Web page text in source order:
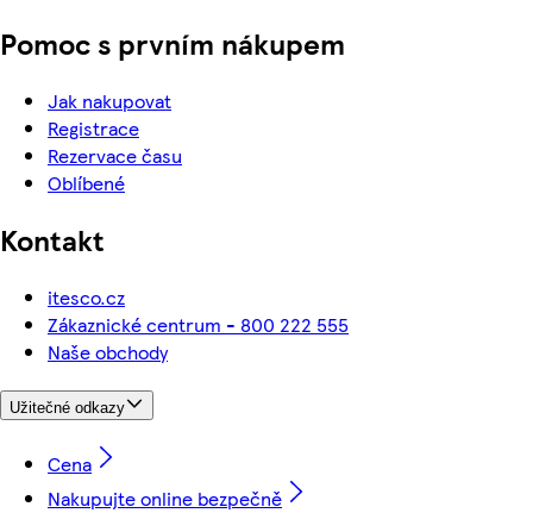
Pomoc s prvním nákupem
Jak nakupovat
Registrace
Rezervace času
Oblíbené
Kontakt
itesco.cz
Zákaznické centrum - 800 222 555
Naše obchody
Užitečné odkazy
Cena
Nakupujte online bezpečně